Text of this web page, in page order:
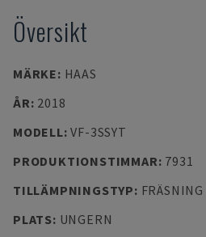
Översikt
MÄRKE: HAAS
ÅR: 2018
MODELL:VF-3SSYT
PRODUKTIONSTIMMAR: 7931
TILLÄMPNINGSTYP: FRÄSNING
PLATS: UNGERN